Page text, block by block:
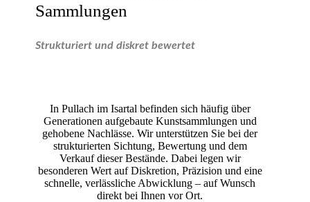
Sammlungen
Strukturiert und diskret bewertet
In Pullach im Isartal befinden sich häufig über
Generationen aufgebaute Kunstsammlungen und
gehobene Nachlässe. Wir unterstützen Sie bei der
strukturierten Sichtung, Bewertung und dem
Verkauf dieser Bestände. Dabei legen wir
besonderen Wert auf Diskretion, Präzision und eine
schnelle, verlässliche Abwicklung – auf Wunsch
direkt bei Ihnen vor Ort.